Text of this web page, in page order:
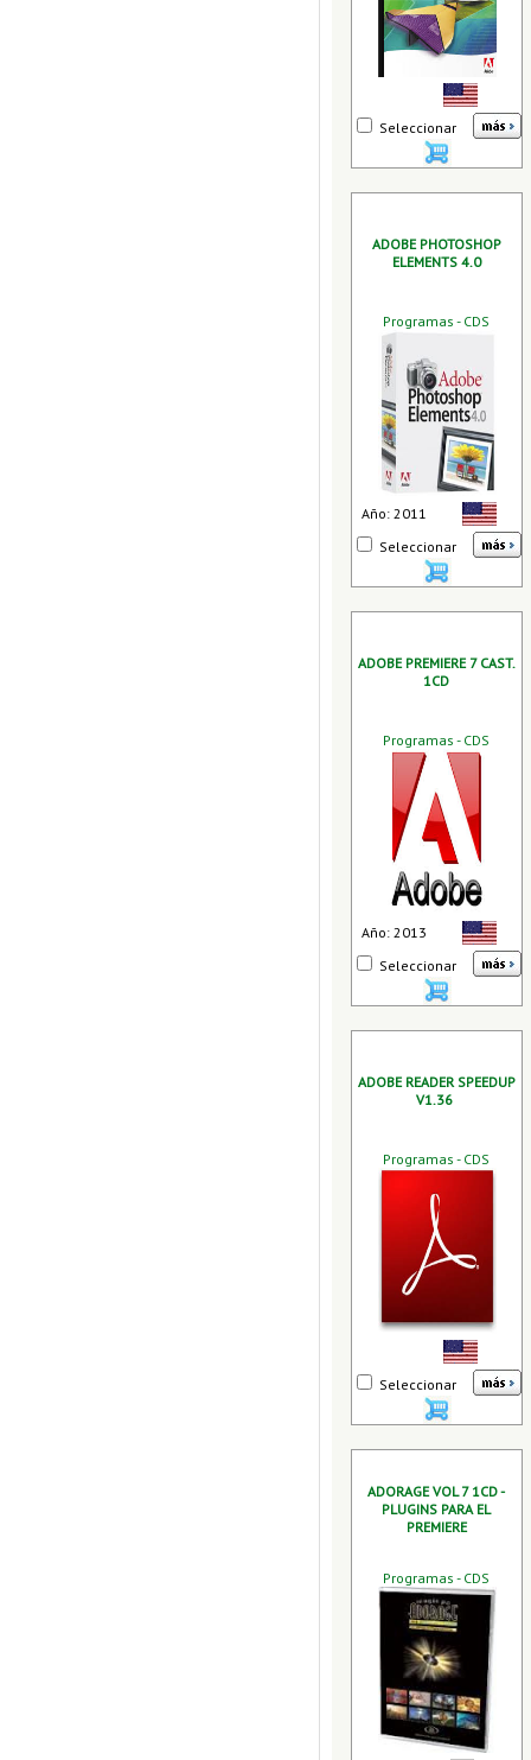
Seleccionar
ADOBE PHOTOSHOP
ELEMENTS 4.0
Programas - CDS
Año: 2011
Seleccionar
ADOBE PREMIERE 7 CAST.
1CD
Programas - CDS
Año: 2013
Seleccionar
ADOBE READER SPEEDUP
V1.36
Programas - CDS
Seleccionar
ADORAGE VOL 7 1CD -
PLUGINS PARA EL
PREMIERE
Programas - CDS